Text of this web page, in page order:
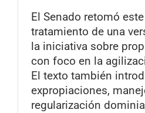
El Senado retomó
tratamiento de una
la iniciativa sobre
con foco en la
El texto también
expropiaciones,
regularización